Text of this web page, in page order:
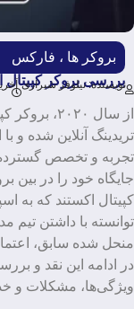
بررسی بروکر کپیتال
بروکر ها ، فارکس
نویسنده: نیلوفر شیرازی
از سال
تریدینگ آنلاین شده و
تجربه و تخصص
جایگاه خود را در بین
کپیتال اکستند که به
توانسته با داشتن تیم
منحل شده سابق،
در ادامه این نقد و
ویژگی‌ها، مشکلات و